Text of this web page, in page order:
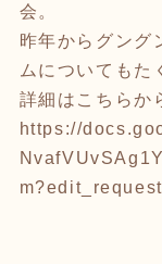
会。
昨年からグング
ムについてもた
詳細はこちらか
https://